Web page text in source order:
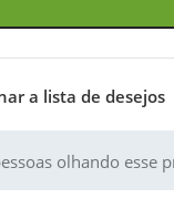
a lista de desejos
olhando esse